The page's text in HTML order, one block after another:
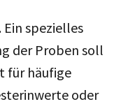
spezielles
der Proben soll
für häufige
oder